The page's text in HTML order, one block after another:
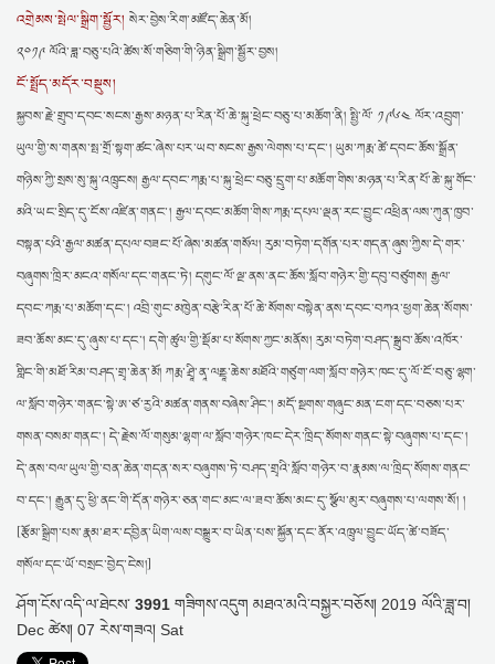
འགྲེམས་སྤེལ་སྒྲིག་སྦྱོར། སེར་བྱེས་རིག་མཛོད་ཆེན་མོ།
༢༠༡༩ ལོའི་ཟླ་བཅུ་པའི་ཚེས་སོ་གཅིག་གི་ཉིན་སྒྲིག་སྦྱོར་བྱས།
ངོ་སྤྲོད་མདོར་བསྡུས།
སྐྱབས༌རྗེ༌གྲུབ༌དབང༌སངས༌རྒྱས༌མཉན་པ་རིན༌པོ༌ཆེ་སྐུ་ཕྲེང་བཅུ་པ་མཆོག་ནི། སྤྱི་ལོ་ ༡༩༦༤ ལོར་འབྲུག་
ཡུལ་གྱི་ས་གནས་སྤ་གྲོ་སྟག་ཚང་ཞེས་པར་ཡབ་སངས་རྒྱས་ལེགས་པ་དང་། ཡུམ་ཀརྨ་ཚེ་དབང་ཆོས་སྒྲོན་
གཉིས་ཀྱི་སྲས་སུ་སྐུ་འཁྲུངས། རྒྱལ་དབང་ཀརྨ་པ་སྐུ་ཕྲེང་བཅུ་དྲུག་པ་མཆོག་གིས་མཉན་པ་རིན་པོ་ཆེ་སྐུ་གོང་
མའི་ཡང་སྲིད་དུ་ངོས་འཛིན་གནང་། རྒྱལ་དབང་མཆོག་གིས་ཀརྨ་དཔལ་ལྡན་རང་བྱུང་འཕྲིན་ལས་ཀུན་ཁྱབ་
བསྟན་པའི་རྒྱལ་མཚན་དཔལ་བཟང་པོ་ཞེས་མཚན་གསོལ། རུམ་བཏེག་དགོན་པར་གདན་ཞུས་ཀྱིས་དེ་གར་
བཞུགས་ཁྲིར་མངའ་གསོལ་དང་གནང་ཏེ། དགུང་ལོ་ལྔ་ནས་ནང་ཆོས་སློབ་གཉེར་གྱི་དབུ་བཙུགས། རྒྱལ་
དབང་ཀརྨ་པ་མཆོག་དང་། འབྲི་གུང་མཁྱེན་བརྩེ་རིན་པོ་ཆེ་སོགས་བསྟེན་ནས་དབང་བཀའ་ཕྱག་ཆེན་སོགས་
ཟབ་ཆོས་མང་དུ་ཞུས་པ་དང་། དགེ་ཚུལ་གྱི་སྡོམ་པ་སོགས་ཀྱང་མནོས། རུམ་བཏེག་བཤད་སྒྲུབ་ཆོས་འཁོར་
གླིང་གི་མཐོ་རིམ་བཤད་གྲྭ་ཆེན་མོ། ཀརྨ་ཤྲཱི་ནཱ་ལནྡཱ་ཆེས་མཐོའི་གཙུག་ལག་སློབ་གཉེར་ཁང་དུ་ལོ་ངོ་བཅུ་ལྷག་
ལ་སློབ་གཉེར་གནང་སྟེ་ཨ་ཙ་རྱའི་མཚན་གནས་བཞེས་ཤིང་། མདོ་སྔགས་གཞུང་མན་ངག་དང་བཅས་པར་
གསན་བསམ་གནང་། དེ་རྗེས་ལོ་གསུམ་ལྷག་ལ་སློབ་གཉེར་ཁང་དེར་ཁྲིད་སོགས་གནང་སྟེ་བཞུགས་པ་དང་།
དེ་ནས་བལ་ཡུལ་གྱི་བན་ཆེན་གདན་སར་བཞུགས་ཏེ་བཤད་གྲྭའི་སློབ་གཉེར་བ་རྣམས་ལ་ཁྲིད་སོགས་གནང་
བ་དང་། རྒྱུན་དུ་ཕྱི་ནང་གི་དོན་གཉེར་ཅན་གང་མང་ལ་ཟབ་ཆོས་མང་དུ་སྩོལ་མུར་བཞུགས་པ་ལགས་སོ། །
[རྩོམ་སྒྲིག་པས་རྣམ་ཐར་དབྱིན་ཡིག་ལས་བསྒྱུར་བ་ཡིན་པས་སྐྱོན་དང་ནོར་འཁྲུལ་བྱུང་ཡོད་ཚེ་བཟོད་
གསོལ་དང་ཡོ་བསྲང་བྱེད་ངེས།]
ཤོག་ངོས་འདི་ལ་ཐེངས་ 3991 གཟིགས་འདུག མཐའ་མའི་བསྐྱར་བཅོས། 2019 ལོའི་ཟླ་བ།
Dec ཚེས། 07 རེས་གཟའ། Sat